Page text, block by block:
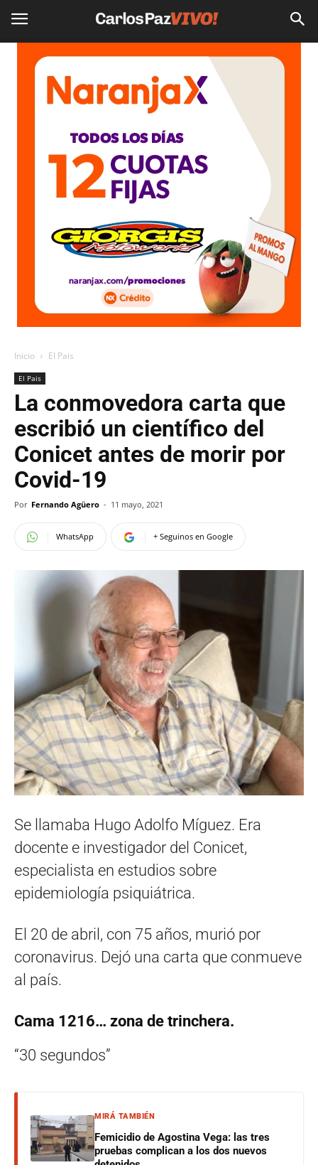
Inicio El Pais
El Pais
La conmovedora carta que
escribió un científico del
Conicet antes de morir por
Covid-19
Por Fernando Agüero - 11 mayo, 2021
WhatsApp + Seguinos en Google
Se llamaba Hugo Adolfo Míguez. Era
docente e investigador del Conicet,
especialista en estudios sobre
epidemiología psiquiátrica.
El 20 de abril, con 75 años, murió por
coronavirus. Dejó una carta que conmueve
al país.
Cama 1216… zona de trinchera.
“30 segundos”
MIRÁ TAMBIÉN
Femicidio de Agostina Vega: las tres
pruebas complican a los dos nuevos